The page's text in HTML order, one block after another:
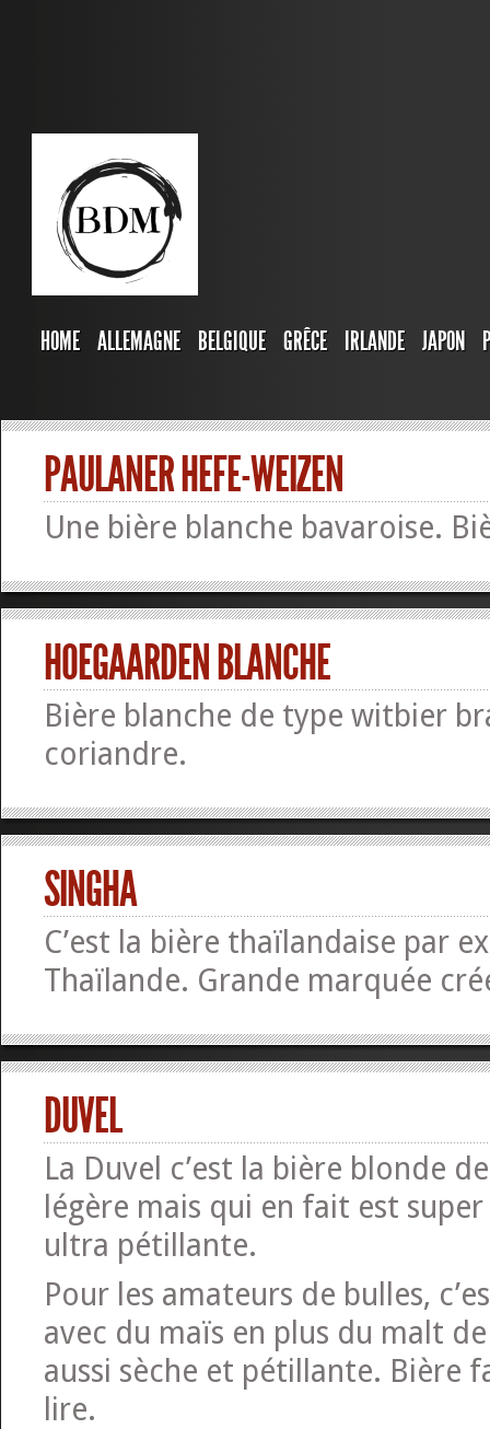
HOME ALLEMAGNE BELGIQUE GRÊCE IRLANDE JAPON
PAULANER HEFE-WEIZEN
Une bière blanche bavaroise.
HOEGAARDEN BLANCHE
Bière blanche de type witbier
coriandre.
SINGHA
C’est la bière thaïlandaise par
Thaïlande. Grande marquée
DUVEL
La Duvel c’est la bière blonde
légère mais qui en fait est
ultra pétillante.
Pour les amateurs de bulles,
avec du maïs en plus du malt
aussi sèche et pétillante. Bière
lire.